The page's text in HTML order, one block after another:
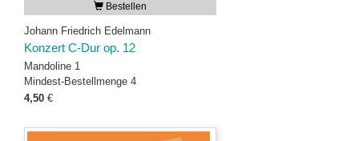
Bestellen
Johann Friedrich Edelmann
Konzert C-Dur op. 12
Mandoline 1
Mindest-Bestellmenge 4
4,50 €